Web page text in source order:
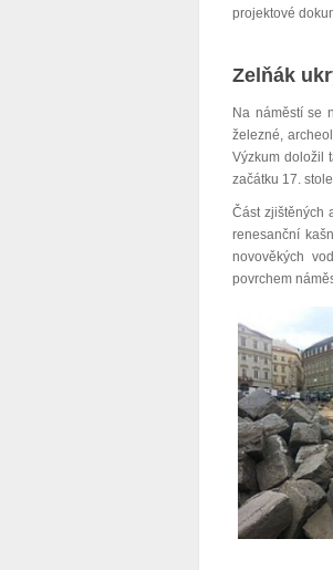
projektové
Zelňák
Na náměstí se
železné,
Výzkum doložil
začátku 17.
Část zjištěných
renesanční
novověkých
povrchem